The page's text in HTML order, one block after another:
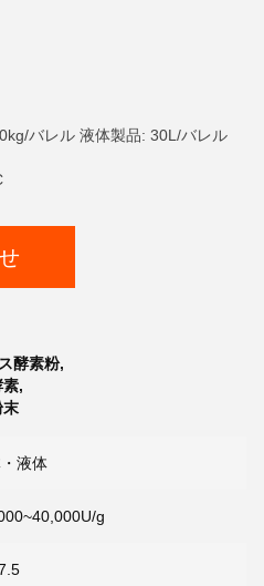
バレル 液体製品: 30L/バレル
酵素粉,
素,
末
液体
g